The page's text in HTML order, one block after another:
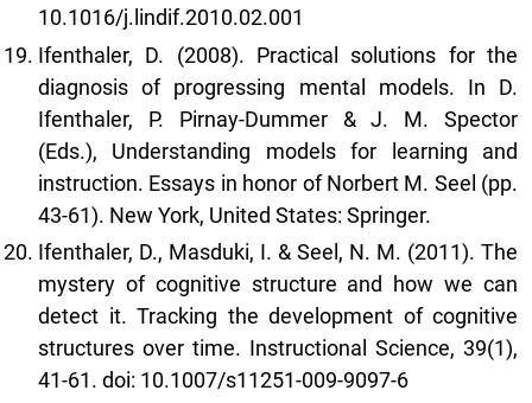
10.1016/j.lindif.2010.02.001
Ifenthaler, D. (2008). Practical solutions for the
diagnosis of progressing mental models. In D.
Ifenthaler, P. Pirnay-Dummer & J. M. Spector
(Eds.), Understanding models for learning and
instruction. Essays in honor of Norbert M. Seel (pp.
43-61). New York, United States: Springer.
Ifenthaler, D., Masduki, I. & Seel, N. M. (2011). The
mystery of cognitive structure and how we can
detect it. Tracking the development of cognitive
structures over time. Instructional Science, 39(1),
41-61. doi: 10.1007/s11251-009-9097-6